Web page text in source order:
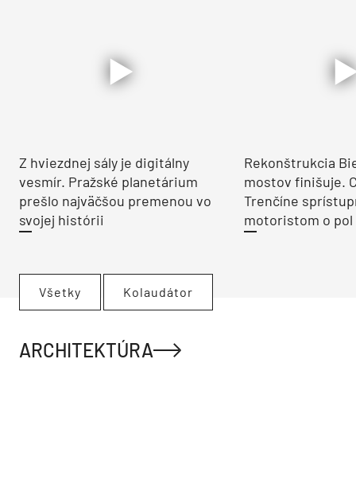
Z hviezdnej sály je digitálny
vesmír. Pražské planetárium
prešlo najväčšou premenou vo
svojej histórii
Rekonštrukcia
mostov finišuje.
Trenčíne
motoristom o pol
Všetky Kolaudátor
ARCHITEKTÚRA